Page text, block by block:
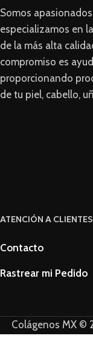
Somos
especializamos en
de la más alta
compromiso es
proporcionando
de tu piel, cabello,
ATENCIÓN A CLIENTES
Contacto
Rastrear mi Pedido
Colágenos MX ©